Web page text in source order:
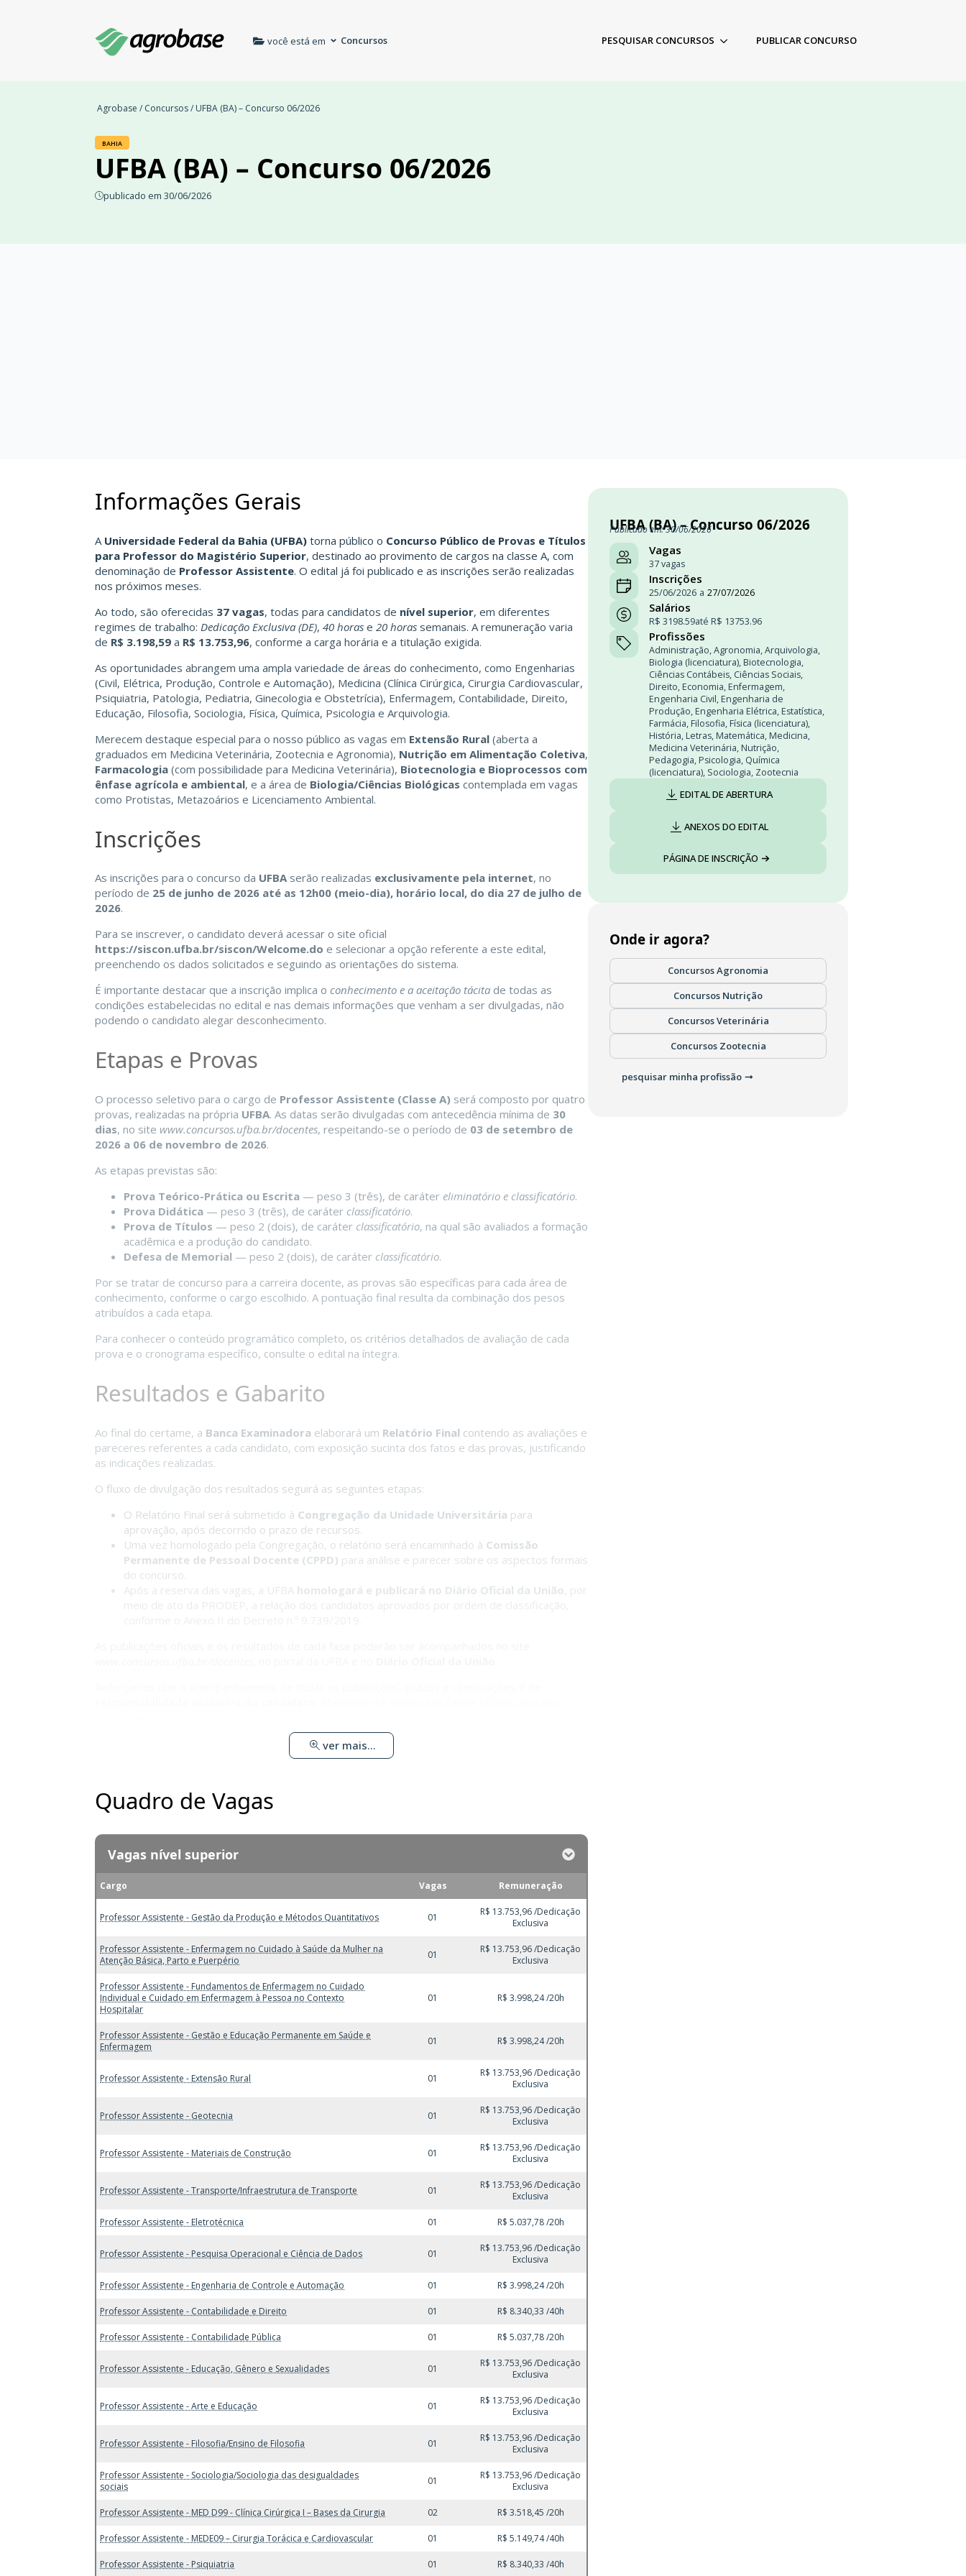
você está em Concursos PESQUISAR CONCURSOS PUBLICAR CONCURSO
Agrobase / Concursos/ UFBA (BA) – Concurso 06/2026
BAHIA
UFBA (BA) – Concurso 06/2026
publicado em 30/06/2026
Informações Gerais
A Universidade Federal da Bahia (UFBA) torna público o Concurso Público de Provas e Títulos
para Professor do Magistério Superior, destinado ao provimento de cargos na classe A, com
denominação de Professor Assistente. O edital já foi publicado e as inscrições serão realizadas
nos próximos meses.
Ao todo, são oferecidas 37 vagas, todas para candidatos de nível superior, em diferentes
regimes de trabalho: Dedicação Exclusiva (DE), 40 horas e 20 horas semanais. A remuneração varia
de R$ 3.198,59 a R$ 13.753,96, conforme a carga horária e a titulação exigida.
As oportunidades abrangem uma ampla variedade de áreas do conhecimento, como Engenharias
(Civil, Elétrica, Produção, Controle e Automação), Medicina (Clínica Cirúrgica, Cirurgia Cardiovascular,
Psiquiatria, Patologia, Pediatria, Ginecologia e Obstetrícia), Enfermagem, Contabilidade, Direito,
Educação, Filosofia, Sociologia, Física, Química, Psicologia e Arquivologia.
Merecem destaque especial para o nosso público as vagas em Extensão Rural (aberta a
graduados em Medicina Veterinária, Zootecnia e Agronomia), Nutrição em Alimentação Coletiva,
Farmacologia (com possibilidade para Medicina Veterinária), Biotecnologia e Bioprocessos com
ênfase agrícola e ambiental, e a área de Biologia/Ciências Biológicas contemplada em vagas
como Protistas, Metazoários e Licenciamento Ambiental.
Inscrições
As inscrições para o concurso da UFBAserão realizadas exclusivamente pela internet, no
período de 25 de junho de 2026 até as 12h00 (meio-dia), horário local, do dia 27 de julho de
2026.
Para se inscrever, o candidato deverá acessar o site oficial
https://siscon.ufba.br/siscon/Welcome.do e selecionar a opção referente a este edital,
preenchendo os dados solicitados e seguindo as orientações do sistema.
É importante destacar que a inscrição implica o conhecimento e a aceitação tácita de todas as
condições estabelecidas no edital e nas demais informações que venham a ser divulgadas, não
podendo o candidato alegar desconhecimento.
Etapas e Provas
O processo seletivo para o cargo de Professor Assistente (Classe A) será composto por quatro
provas, realizadas na própria UFBA. As datas serão divulgadas com antecedência mínima de 30
dias, no site www.concursos.ufba.br/docentes, respeitando-se o período de 03 de setembro de
2026 a 06 de novembro de 2026.
As etapas previstas são:
Prova Teórico-Prática ou Escrita — peso 3 (três), de caráter eliminatório e classificatório.
Prova Didática — peso 3 (três), de caráter classificatório.
Prova de Títulos — peso 2 (dois), de caráter classificatório, na qual são avaliados a formação
acadêmica e a produção do candidato.
Defesa de Memorial — peso 2 (dois), de caráter classificatório.
Por se tratar de concurso para a carreira docente, as provas são específicas para cada área de
conhecimento, conforme o cargo escolhido. A pontuação final resulta da combinação dos pesos
atribuídos a cada etapa.
Para conhecer o conteúdo programático completo, os critérios detalhados de avaliação de cada
prova e o cronograma específico, consulte o edital na íntegra.
Resultados e Gabarito
Ao final do certame, a Banca Examinadora elaborará um Relatório Final contendo as avaliações e
pareceres referentes a cada candidato, com exposição sucinta dos fatos e das provas, justificando
as indicações realizadas.
O fluxo de divulgação dos resultados seguirá as seguintes etapas:
O Relatório Final será submetido à Congregação da Unidade Universitária para
aprovação, após decorrido o prazo de recursos.
Uma vez homologado pela Congregação, o relatório será encaminhado à Comissão
Permanente de Pessoal Docente (CPPD) para análise e parecer sobre os aspectos formais
do concurso.
Após a reserva das vagas, a UFBA homologará e publicará no Diário Oficial da União , por
ver mais...
Quadro de Vagas
Vagas nível superior
Cargo Vagas Remuneração
Professor Assistente - Gestão da Produção e Métodos Quantitativos 01
R$ 13.753,96 /Dedicação
Exclusiva
Professor Assistente - Enfermagem no Cuidado à Saúde da Mulher na
Atenção Básica, Parto e Puerpério
01
R$ 13.753,96 /Dedicação
Exclusiva
Professor Assistente - Fundamentos de Enfermagem no Cuidado
Individual e Cuidado em Enfermagem à Pessoa no Contexto
Hospitalar
01 R$ 3.998,24 /20h
Professor Assistente - Gestão e Educação Permanente em Saúde e
Enfermagem
01 R$ 3.998,24 /20h
Professor Assistente - Extensão Rural 01
R$ 13.753,96 /Dedicação
Exclusiva
Professor Assistente - Geotecnia 01
R$ 13.753,96 /Dedicação
Exclusiva
Professor Assistente - Materiais de Construção 01
R$ 13.753,96 /Dedicação
Exclusiva
Professor Assistente - Transporte/Infraestrutura de Transporte 01
R$ 13.753,96 /Dedicação
Exclusiva
Professor Assistente - Eletrotécnica 01 R$ 5.037,78 /20h
Professor Assistente - Pesquisa Operacional e Ciência de Dados 01
R$ 13.753,96 /Dedicação
Exclusiva
Professor Assistente - Engenharia de Controle e Automação 01 R$ 3.998,24 /20h
Professor Assistente - Contabilidade e Direito 01 R$ 8.340,33 /40h
Professor Assistente - Contabilidade Pública 01 R$ 5.037,78 /20h
Professor Assistente - Educação, Gênero e Sexualidades 01
R$ 13.753,96 /Dedicação
Exclusiva
Professor Assistente - Arte e Educação 01
R$ 13.753,96 /Dedicação
Exclusiva
Professor Assistente - Filosofia/Ensino de Filosofia 01
R$ 13.753,96 /Dedicação
Exclusiva
Professor Assistente - Sociologia/Sociologia das desigualdades
sociais
01
R$ 13.753,96 /Dedicação
Exclusiva
Professor Assistente - MED D99 - Clínica Cirúrgica I – Bases da Cirurgia 02 R$ 3.518,45 /20h
Professor Assistente - MEDE09 – Cirurgia Torácica e Cardiovascular 01 R$ 5.149,74 /40h
Professor Assistente - Psiquiatria 01 R$ 8.340,33 /40h
UFBA (BA) – Concurso 06/2026
Publicado em: 30/06/2026
Vagas
37 vagas
Inscrições
25/06/2026 a 27/07/2026
Salários
R$ 3198.59até R$ 13753.96
Profissões
Administração,Agronomia,Arquivologia,
Biologia (licenciatura), Biotecnologia,
Ciências Contábeis, Ciências Sociais,
Direito, Economia, Enfermagem,
Engenharia Civil, Engenharia de
Produção, Engenharia Elétrica, Estatística,
Farmácia, Filosofia, Física (licenciatura),
História, Letras, Matemática, Medicina,
Medicina Veterinária, Nutrição,
Pedagogia, Psicologia, Química
(licenciatura), Sociologia, Zootecnia
EDITAL DE ABERTURA
ANEXOS DO EDITAL
PÁGINA DE INSCRIÇÃO
Onde ir agora?
Concursos Agronomia
Concursos Nutrição
Concursos Veterinária
Concursos Zootecnia
pesquisar minha profissão